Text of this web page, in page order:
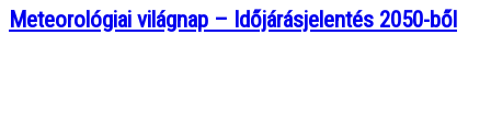
Meteorológiai világnap – Időjárásjelentés 2050-ből